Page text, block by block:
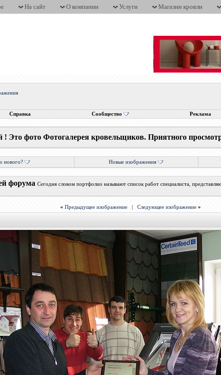
На сайт О компании Услуги Магазин кровли
Справка Сообщество Реклама
! Это фото Фотогалерея кровельщиков. Приятного
нового? Новые изображения
форума Сегодня словом портфолио называют список работ специалиста,
« Предыдущее изображение |Следующее изображение »